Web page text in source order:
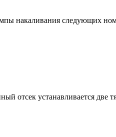
накаливания следующих
отсек устанавливается две